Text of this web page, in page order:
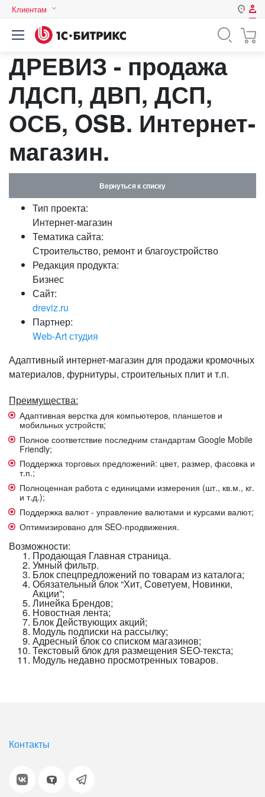
Клиентам
Казахстан
Авторизация
Нет аккаунта?
Логин
Пароль
компьютере
Забыли свой пароль?
или войдите с помощью
ДРЕВИЗ - продажа
ЛДСП, ДВП, ДСП,
ОСБ, OSB. Интернет-
магазин.
Вернуться к списку
Тип проекта:
Интернет-магазин
Тематика сайта:
Строительство, ремонт и благоустройство
Редакция продукта:
Бизнес
Сайт:
dreviz.ru
Партнер:
Web-Art студия
Адаптивный интернет-магазин для продажи кромочных
материалов, фурнитуры, строительных плит и т.п.
Преимущества:
Адаптивная верстка для компьютеров, планшетов и
мобильных устройств;
Полное соответствие последним стандартам Google Mobile
Friendly;
Поддержка торговых предложений: цвет, размер, фасовка и
т.п.;
Полноценная работа с единицами измерения (шт., кв.м., кг.
и т.д.);
Поддержка валют - управление валютами и курсами валют;
Оптимизировано для SEO-продвижения.
Возможности:
Продающая Главная страница.
Умный фильтр.
Блок спецпредложений по товарам из каталога;
Обязательный блок “Хит, Советуем, Новинки,
Акции”;
Линейка Брендов;
Новостная лента;
Блок Действующих акций;
Модуль подписки на рассылку;
Адресный блок со списком магазинов;
Текстовый блок для размещения SEO-текста;
Модуль недавно просмотренных товаров.
Контакты